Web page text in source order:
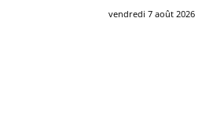
vendredi 7 août 2026